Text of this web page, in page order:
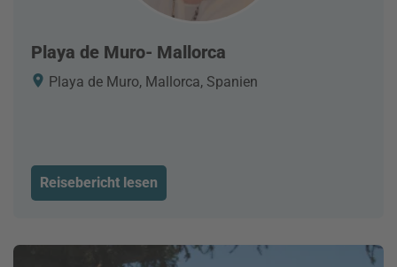
Playa de Muro- Mallorca
Playa de Muro, Mallorca, Spanien
Reisebericht lesen